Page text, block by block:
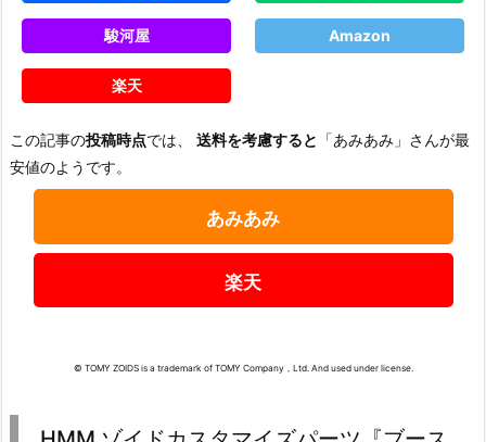
駿河屋 Amazon
楽天
この記事の投稿時点では、 送料を考慮すると 「あみあみ」さんが最
安値のようです。
あみあみ
楽天
© TOMY ZOIDS is a trademark of TOMY Company，Ltd. And used under license.